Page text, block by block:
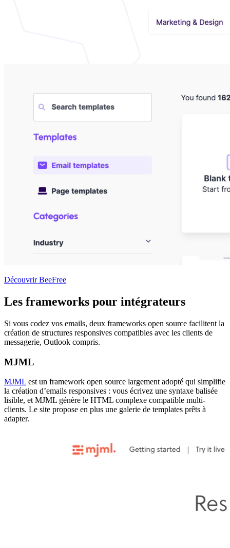
Découvrir BeeFree
Les frameworks pour intégrateurs
Si vous codez vos emails, deux frameworks open source facilitent la
création de structures responsives compatibles avec les clients de
messagerie, Outlook compris.
MJML
MJML est un framework open source largement adopté qui simplifie
la création d’emails responsives : vous écrivez une syntaxe balisée
lisible, et MJML génère le HTML complexe compatible multi-
clients. Le site propose en plus une galerie de templates prêts à
adapter.